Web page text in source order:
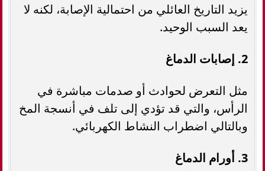
يزيد التاريخ العائلي من احتمالية الإصابة، لكنه لا
يعد السبب الوحيد.
2. إصابات الدماغ
مثل التعرض لحوادث أو صدمات مباشرة في
الرأس، والتي قد تؤدي إلى تلف في أنسجة المخ
وبالتالي اضطراب النشاط الكهربائي.
3. أورام الدماغ